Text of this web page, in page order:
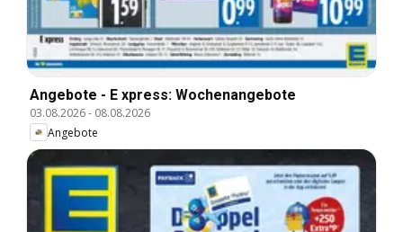
Angebote - E xpress: Wochenangebote
03.08.2026- 08.08.2026
Angebote